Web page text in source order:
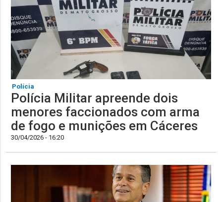
Polícia
Polícia Militar apreende dois
menores faccionados com arma
de fogo e munições em Cáceres
30/04/2026 - 16:20